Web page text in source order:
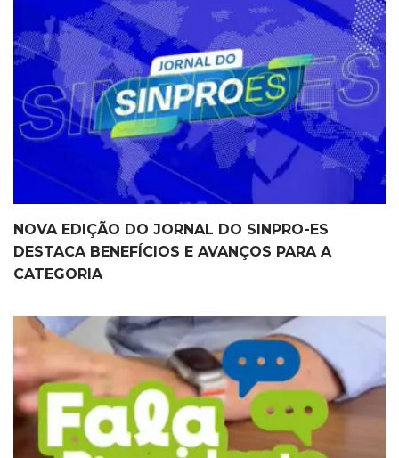
NOVA EDIÇÃO DO JORNAL DO SINPRO-ES
DESTACA BENEFÍCIOS E AVANÇOS PARA A
CATEGORIA